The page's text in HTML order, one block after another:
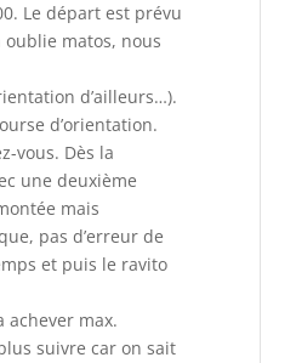
Le départ est prévu
matos, nous
d’ailleurs…).
d’orientation.
vous. Dès la
une deuxième
mais
pas d’erreur de
et puis le ravito
achever max.
suivre car on sait